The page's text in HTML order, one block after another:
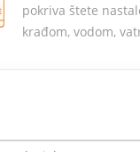
pokriva štete
krađom, vodom,